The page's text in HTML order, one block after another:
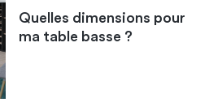
Quelles dimensions pour
ma table basse ?